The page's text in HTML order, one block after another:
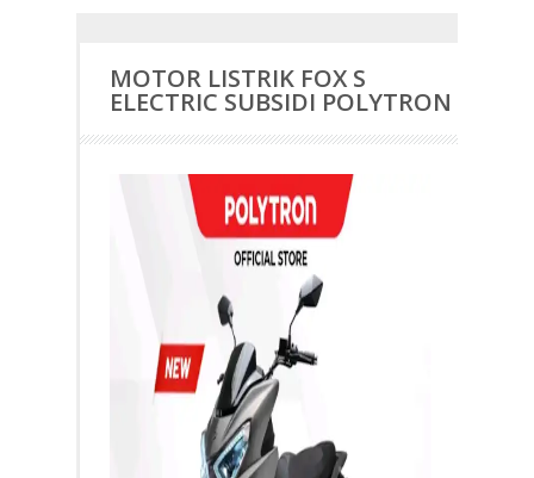
MOTOR LISTRIK FOX S
ELECTRIC SUBSIDI POLYTRON